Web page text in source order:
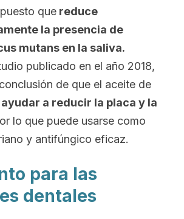
que reduce
la presencia de
mutans en la saliva.
publicado en el año 2018,
de que el aceite de
a reducir la placa y la
lo que puede usarse como
y antifúngico eficaz.
para las
dentales